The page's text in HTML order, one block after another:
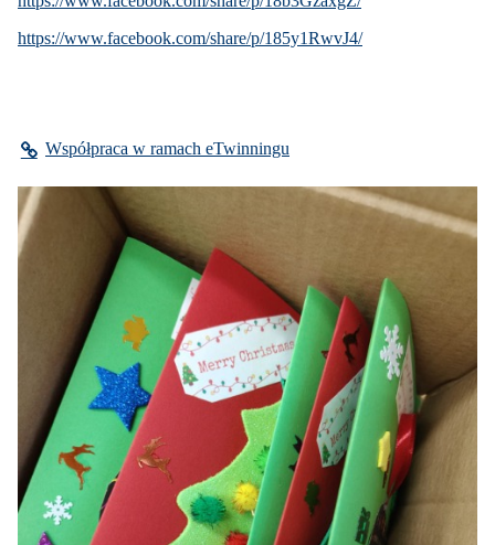
https://www.facebook.com/share/p/185y1RwvJ4/
Współpraca w ramach eTwinningu